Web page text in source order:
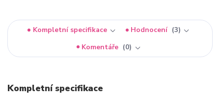
Kompletní specifikace Hodnocení
3
Komentáře
0
Kompletní specifikace